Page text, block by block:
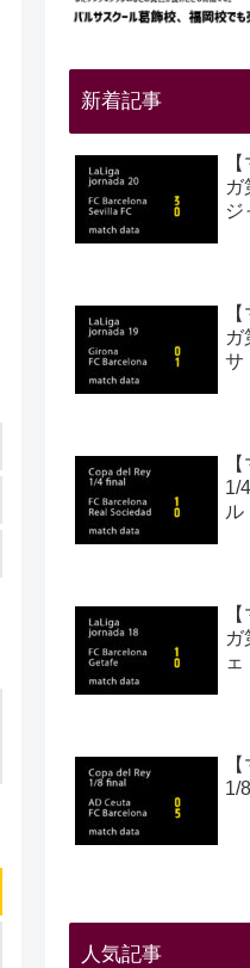
新着記事
ガ
ジ
ガ
サ
1/
ル
ガ
ェ
1/
人気記事